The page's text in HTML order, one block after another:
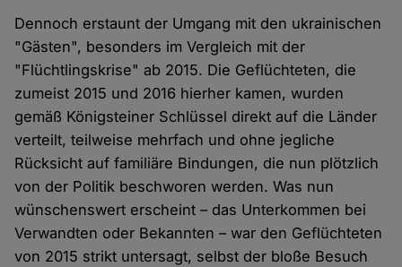
Dennoch erstaunt der Umgang mit den ukrainischen
"Gästen", besonders im Vergleich mit der
"Flüchtlingskrise" ab 2015. Die Geflüchteten, die
zumeist 2015 und 2016 hierher kamen, wurden
gemäß Königsteiner Schlüssel direkt auf die Länder
verteilt, teilweise mehrfach und ohne jegliche
Rücksicht auf familiäre Bindungen, die nun plötzlich
von der Politik beschworen werden. Was nun
wünschenswert erscheint – das Unterkommen bei
Verwandten oder Bekannten – war den Geflüchteten
von 2015 strikt untersagt, selbst der bloße Besuch